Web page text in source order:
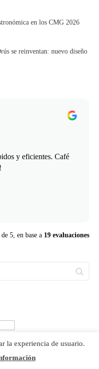
en los CMG 2026
se reinventan: nuevo diseño
y eficientes. Café
de 5, en base a 19 evaluaciones
generales de venta
la experiencia de usuario.